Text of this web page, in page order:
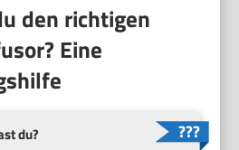
den richtigen
Eine
du?